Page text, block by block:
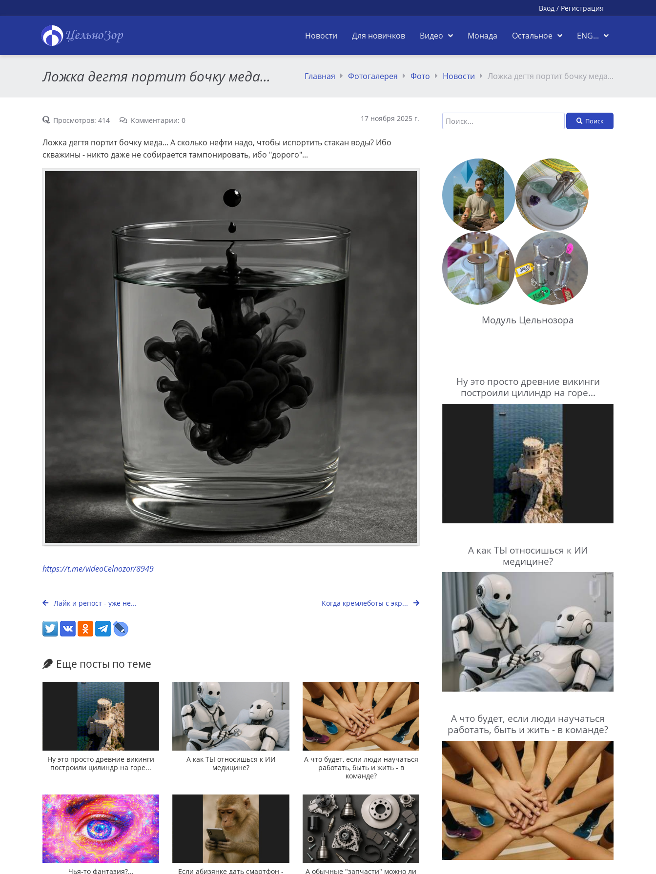
Вход / Регистрация
ЦельноЗор Новости Для новичков Видео Монада Остальное ENG...
Ложка дегтя портит бочку меда... Главная Фотогалерея Фото Новости Ложка дегтя портит бочку меда...
Просмотров: 414 Комментарии: 0 17 ноября 2025 г.
Ложка дегтя портит бочку меда... А сколько нефти надо, чтобы испортить стакан воды? Ибо
скважины - никто даже не собирается тампонировать, ибо "дорого"...
https://t.me/videoCelnozor/8949
Лайк и репост - уже не... Когда кремлеботы с экр...
Еще посты по теме
Ну это просто древние викинги
построили цилиндр на горе...
А как ТЫ относишься к ИИ
медицине?
А что будет, если люди научаться
работать, быть и жить - в
команде?
Чья-то фантазия?... Если абизянке дать смартфон - А обычные "запчасти" можно ли
Поиск
Модуль Цельнозора
Ну это просто древние викинги
построили цилиндр на горе...
А как ТЫ относишься к ИИ
медицине?
А что будет, если люди научаться
работать, быть и жить - в команде?